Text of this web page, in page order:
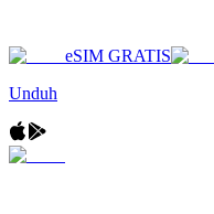
eSIM GRATIS
Unduh